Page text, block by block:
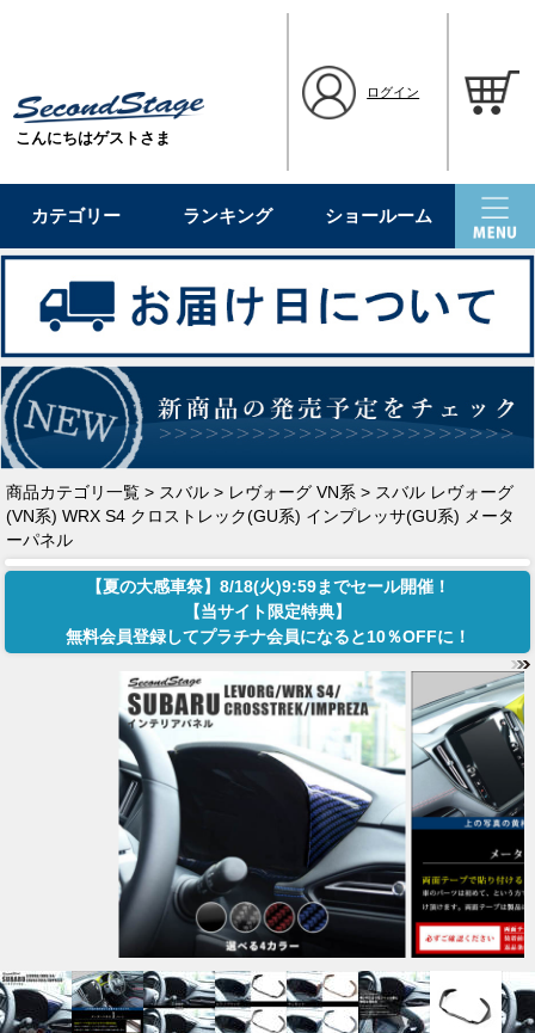
こんにちはゲストさま
ログイン
カテゴリー ランキング ショールーム
商品カテゴリ一覧 > スバル > レヴォーグ VN系 > スバル レヴォーグ
(VN系) WRX S4 クロストレック(GU系) インプレッサ(GU系) メータ
ーパネル
【夏の大感車祭】8/18(火)9:59までセール開催！
【当サイト限定特典】
無料会員登録してプラチナ会員になると10％OFFに！